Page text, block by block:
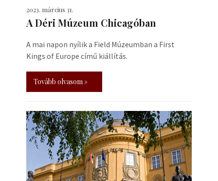
2023. március 31.
A Déri Múzeum Chicagóban
A mai napon nyílik a Field Múzeumban a First
Kings of Europe című kiállítás.
Tovább olvasom »